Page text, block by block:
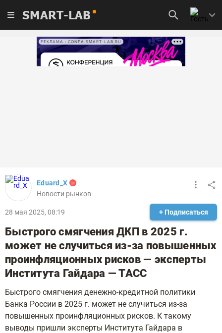
SMART-LAB
РЕКЛАМА • CONFA.SMART-LAB.RU
Eduard_X
Новости рынков
28 мая 2025, 08:19 + Подписаться
Быстрого смягчения ДКП в 2025 г.
может не случиться из-за повышенных
проинфляционных рисков — эксперты
Института Гайдара — ТАСС
Быстрого смягчения денежно-кредитной политики
Банка России в 2025 г. может не случиться из-за
повышенных проинфляционных рисков. К такому
выводы пришли эксперты Института Гайдара в